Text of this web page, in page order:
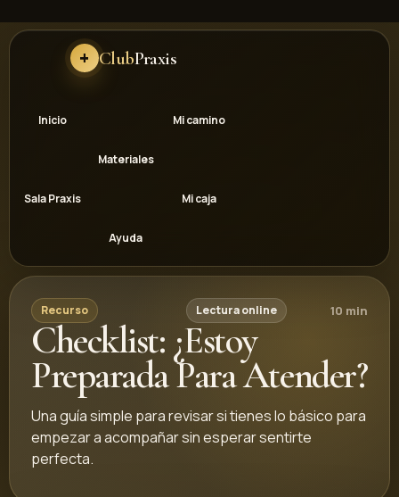
ClubPraxis
Inicio Mi camino
Materiales
Sala Praxis Mi caja
Ayuda
Recurso Lectura online 10 min
Checklist: ¿Estoy
Preparada Para Atender?
Una guía simple para revisar si tienes lo básico para
empezar a acompañar sin esperar sentirte
perfecta.